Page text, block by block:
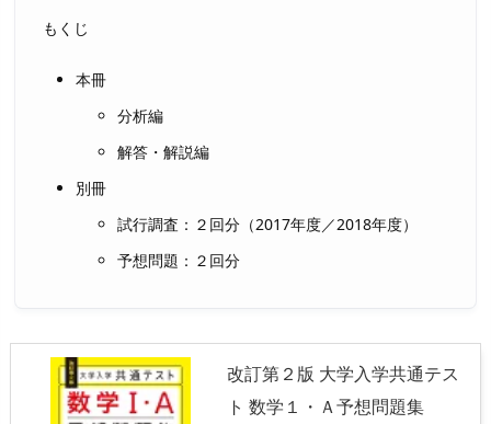
もくじ
本冊
分析編
解答・解説編
別冊
試行調査：２回分（2017年度／2018年度）
予想問題：２回分
改訂第２版 大学入学共通テス
ト 数学１・Ａ予想問題集